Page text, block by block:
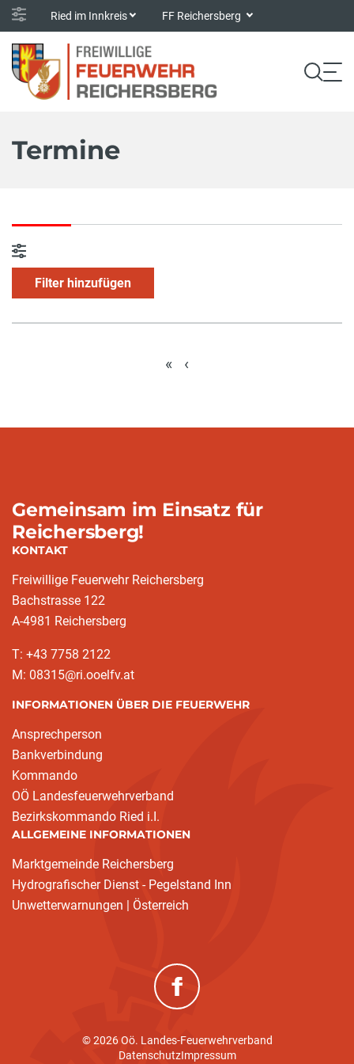
Ried im Innkreis FF Reichersberg
Termine
Filter hinzufügen
« ‹
Gemeinsam im Einsatz für
Reichersberg!
KONTAKT
Freiwillige Feuerwehr Reichersberg
Bachstrasse 122
A-4981 Reichersberg
T: +43 7758 2122
M: 08315@ri.ooelfv.at
INFORMATIONEN ÜBER DIE FEUERWEHR
Ansprechperson
Bankverbindung
Kommando
OÖ Landesfeuerwehrverband
Bezirkskommando Ried i.I.
ALLGEMEINE INFORMATIONEN
Marktgemeinde Reichersberg
Hydrografischer Dienst - Pegelstand Inn
Unwetterwarnungen | Österreich
(neues Fenster)
© 2026 Oö. Landes-Feuerwehrverband
DatenschutzImpressum